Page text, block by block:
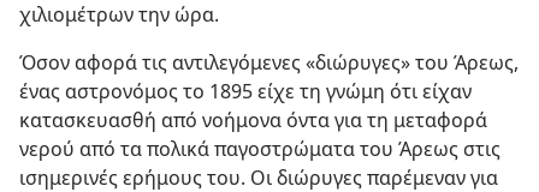
χιλιομέτρων την ώρα.
Όσον αφορά τις αντιλεγόμενες «διώρυγες» του Άρεως,
ένας αστρονόμος το 1895 είχε τη γνώμη ότι είχαν
κατασκευασθή από νοήμονα όντα για τη μεταφορά
νερού από τα πολικά παγοστρώματα του Άρεως στις
ισημερινές ερήμους του. Οι διώρυγες παρέμεναν για